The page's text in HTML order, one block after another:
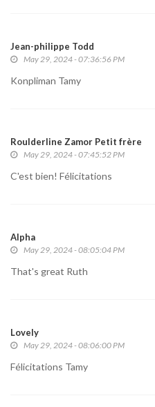
Jean-philippe Todd
May 29, 2024 - 07:36:56 PM
Konpliman Tamy
Roulderline Zamor Petit frère
May 29, 2024 - 07:45:52 PM
C'est bien! Félicitations
Alpha
May 29, 2024 - 08:05:04 PM
That's great Ruth
Lovely
May 29, 2024 - 08:06:00 PM
Félicitations Tamy